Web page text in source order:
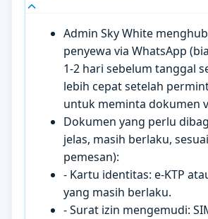
Admin Sky White
penyewa via WhatsApp
1-2 hari sebelum tanggal
lebih cepat setelah
untuk meminta dokumen
Dokumen yang perlu
jelas, masih berlaku,
pemesan):
- Kartu identitas: e-KTP
yang masih berlaku.
- Surat izin mengemudi: